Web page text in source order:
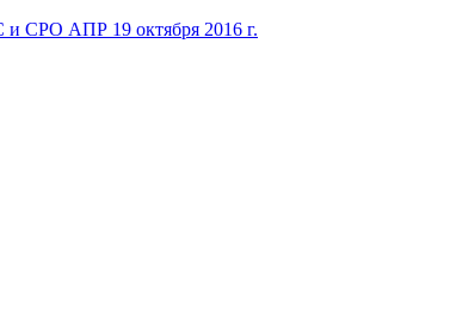
и СРО АПР 19 октября 2016 г.